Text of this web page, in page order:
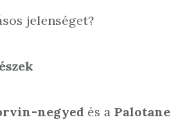
jelenséget?
negyed és a